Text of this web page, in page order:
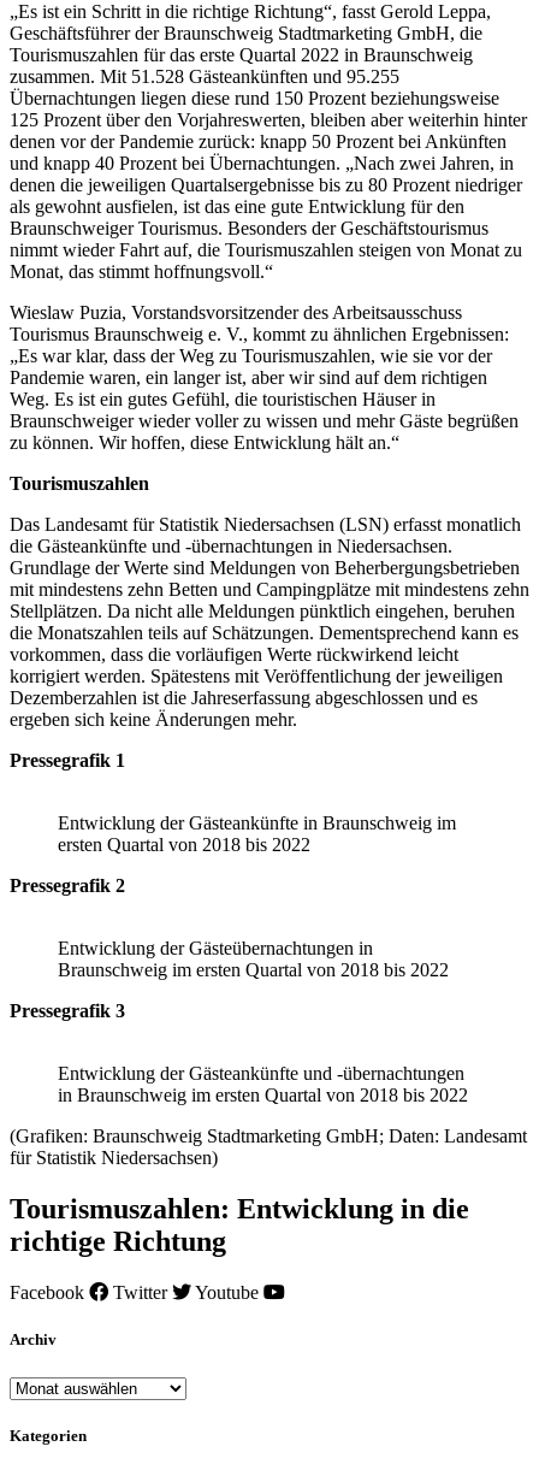
„Es ist ein Schritt in die richtige Richtung“, fasst Gerold Leppa,
Geschäftsführer der Braunschweig Stadtmarketing GmbH, die
Tourismuszahlen für das erste Quartal 2022 in Braunschweig
zusammen. Mit 51.528 Gästeankünften und 95.255
Übernachtungen liegen diese rund 150 Prozent beziehungsweise
125 Prozent über den Vorjahreswerten, bleiben aber weiterhin hinter
denen vor der Pandemie zurück: knapp 50 Prozent bei Ankünften
und knapp 40 Prozent bei Übernachtungen. „Nach zwei Jahren, in
denen die jeweiligen Quartalsergebnisse bis zu 80 Prozent niedriger
als gewohnt ausfielen, ist das eine gute Entwicklung für den
Braunschweiger Tourismus. Besonders der Geschäftstourismus
nimmt wieder Fahrt auf, die Tourismuszahlen steigen von Monat zu
Monat, das stimmt hoffnungsvoll.“
Wieslaw Puzia, Vorstandsvorsitzender des Arbeitsausschuss
Tourismus Braunschweig e. V., kommt zu ähnlichen Ergebnissen:
„Es war klar, dass der Weg zu Tourismuszahlen, wie sie vor der
Pandemie waren, ein langer ist, aber wir sind auf dem richtigen
Weg. Es ist ein gutes Gefühl, die touristischen Häuser in
Braunschweiger wieder voller zu wissen und mehr Gäste begrüßen
zu können. Wir hoffen, diese Entwicklung hält an.“
Tourismuszahlen
Das Landesamt für Statistik Niedersachsen (LSN) erfasst monatlich
die Gästeankünfte und -übernachtungen in Niedersachsen.
Grundlage der Werte sind Meldungen von Beherbergungsbetrieben
mit mindestens zehn Betten und Campingplätze mit mindestens zehn
Stellplätzen. Da nicht alle Meldungen pünktlich eingehen, beruhen
die Monatszahlen teils auf Schätzungen. Dementsprechend kann es
vorkommen, dass die vorläufigen Werte rückwirkend leicht
korrigiert werden. Spätestens mit Veröffentlichung der jeweiligen
Dezemberzahlen ist die Jahreserfassung abgeschlossen und es
ergeben sich keine Änderungen mehr.
Pressegrafik 1
Entwicklung der Gästeankünfte in Braunschweig im
ersten Quartal von 2018 bis 2022
Pressegrafik 2
Entwicklung der Gästeübernachtungen in
Braunschweig im ersten Quartal von 2018 bis 2022
Pressegrafik 3
Entwicklung der Gästeankünfte und -übernachtungen
in Braunschweig im ersten Quartal von 2018 bis 2022
(Grafiken: Braunschweig Stadtmarketing GmbH; Daten: Landesamt
für Statistik Niedersachsen)
Tourismuszahlen: Entwicklung in die
richtige Richtung
Facebook Twitter Youtube
Archiv
Archiv
Kategorien